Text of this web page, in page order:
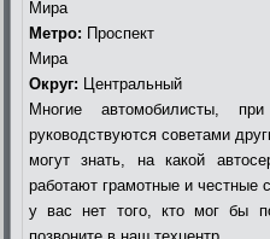
Мира
Метро: Проспект
Мира
Округ: Центральный
Многие автомобилисты,
руководствуются советами
могут знать, на какой
работают грамотные и честные
у вас нет того, кто мог бы